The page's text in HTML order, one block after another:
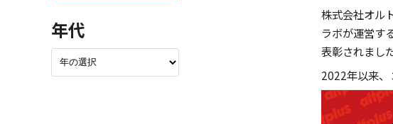
株式会社オル
ラボが運営す
表彰されました
2022年以来、
年代